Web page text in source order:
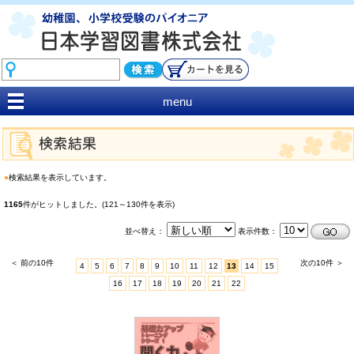
menu
●検索結果を表示しています。
1165件がヒットしました。(121～130件を表示)
並べ替え： 表示件数：
＜ 前の10件 次の10件 ＞
4 5 6 7 8 9 10 11 12 13 14
15
16
17 18 19 20 21 22